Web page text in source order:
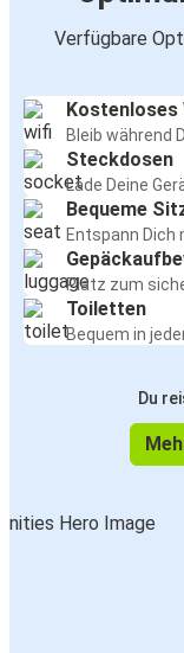
Verfügbare
Kostenloses
Bleib während
Steckdosen
Lade Deine
Bequeme
Entspann
Platz zum
Toiletten
Bequem in
Du